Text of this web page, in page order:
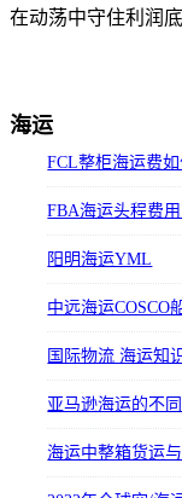
在动荡中守住利润底
海运
FCL整柜海运费
FBA海运头程费
阳明海运YML
中远海运COSCO
国际物流 海运知
亚马逊海运的不
海运中整箱货运